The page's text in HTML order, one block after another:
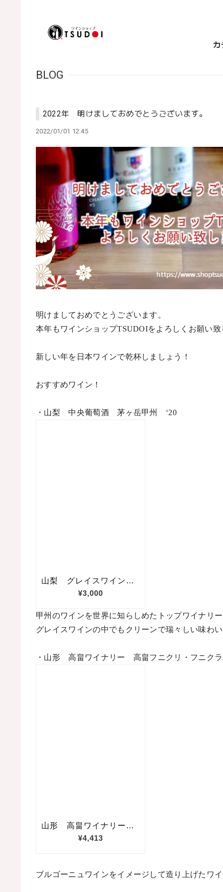
BLOG
2022年 明けましておめでとうございます。
2022/01/01 12:45
明けましておめでとうございます。
本年もワインショップTSUDOIをよろしくお願い
新しい年を日本ワインで乾杯しましょう！
おすすめワイン！
・山梨 中央葡萄酒 茅ヶ岳甲州 ‘20
甲州のワインを世界に知らしめたトップワイナリ
グレイスワインの中でもクリーンで瑞々しい味わ
・山形 高畠ワイナリー 高畠フニクリ・フニク
ブルゴーニュワインをイメージして造り上げたワ